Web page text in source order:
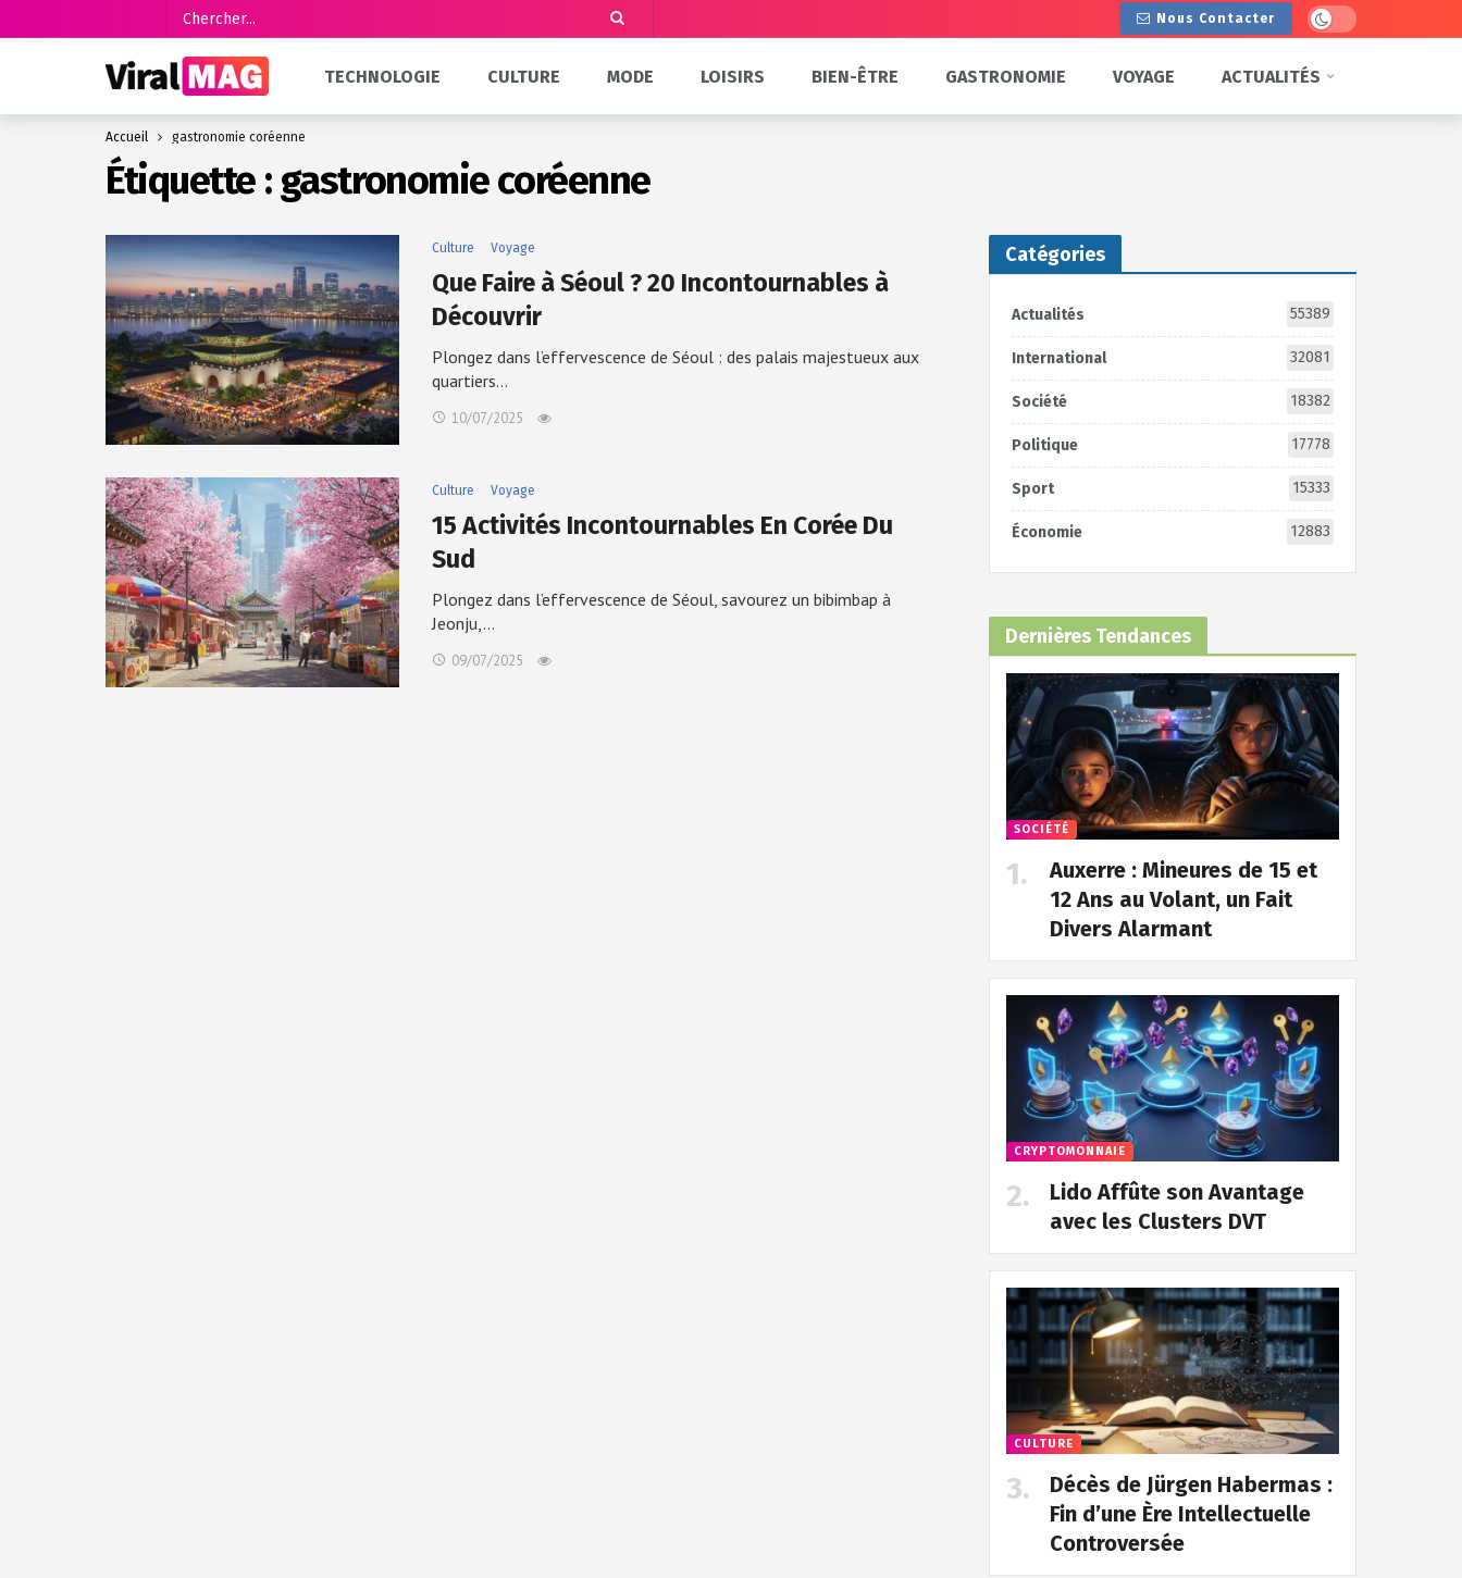
Nous Contacter Dark mode
TECHNOLOGIE CULTURE MODE LOISIRS BIEN-ÊTRE GASTRONOMIE VOYAGE ACTUALITÉS
Accueil gastronomie coréenne
Étiquette : gastronomie coréenne
Culture Voyage
Que Faire à Séoul ? 20 Incontournables à
Découvrir
Plongez dans l’effervescence de Séoul : des palais majestueux aux
quartiers…
10/07/2025
Culture Voyage
15 Activités Incontournables En Corée Du
Sud
Plongez dans l’effervescence de Séoul, savourez un bibimbap à
Jeonju,…
09/07/2025
Catégories
Actualités 55389
International 32081
Société 18382
Politique 17778
Sport 15333
Économie 12883
Dernières Tendances
SOCIÉTÉ
Auxerre : Mineures de 15 et
12 Ans au Volant, un Fait
Divers Alarmant
CRYPTOMONNAIE
Lido Affûte son Avantage
avec les Clusters DVT
CULTURE
Décès de Jürgen Habermas :
Fin d’une Ère Intellectuelle
Controversée